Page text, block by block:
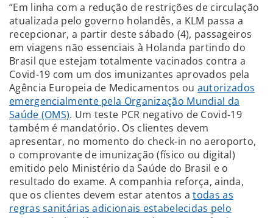
“Em linha com a redução de restrições de circulação
atualizada pelo governo holandês, a KLM passa a
recepcionar, a partir deste sábado (4), passageiros
em viagens não essenciais à Holanda partindo do
Brasil que estejam totalmente vacinados contra a
Covid-19 com um dos imunizantes aprovados pela
Agência Europeia de Medicamentos ou autorizados
emergencialmente pela Organização Mundial da
Saúde (OMS). Um teste PCR negativo de Covid-19
também é mandatório. Os clientes devem
apresentar, no momento do check-in no aeroporto,
o comprovante de imunização (físico ou digital)
emitido pelo Ministério da Saúde do Brasil e o
resultado do exame. A companhia reforça, ainda,
que os clientes devem estar atentos atodas as
regras sanitárias adicionais estabelecidas pelo